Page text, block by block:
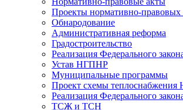
Проекты нормативно-правовых
Обнародование
Административная реформа
Градостроительство
Реализация Федерального
Устав НГПНР
Муниципальные программы
Проект схемы теплоснабжения
Реализация Федерального
ТСЖ и ТСН